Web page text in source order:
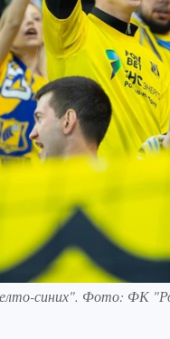
синих". Фото: ФК